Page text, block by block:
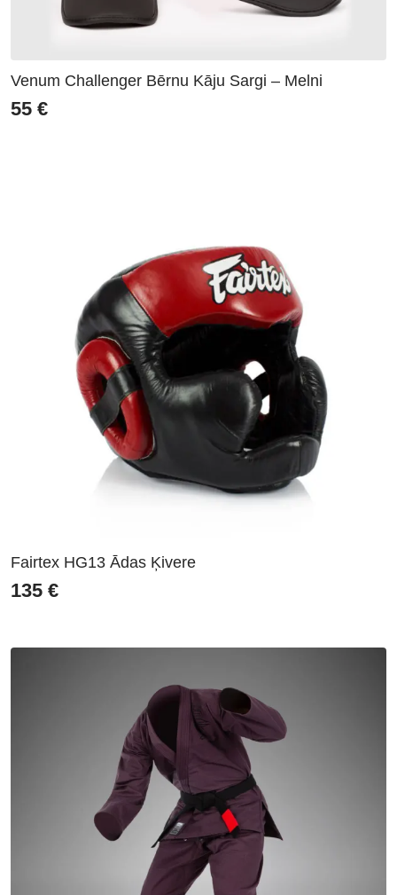
Venum Challenger Bērnu Kāju Sargi – Melni
55 €
Fairtex HG13 Ādas Ķivere
135 €